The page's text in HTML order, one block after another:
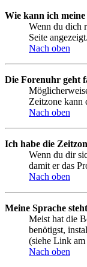
Wie kann ich
Wenn du dich
Seite
Nach oben
Die Forenuhr geht
Zeitzone kann
Nach oben
Ich habe die
Wenn du dir
damit er das
Nach oben
Meine Sprache
Meist hat die
benötigst,
(siehe Link am
Nach oben